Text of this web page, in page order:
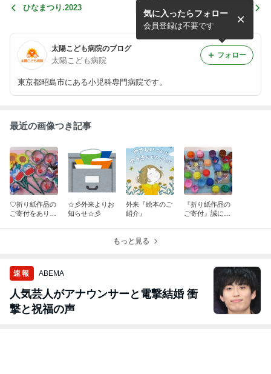
ひなまつり.2023
おひさまだより No.10
おひさまアルバム・たよりに
ついて お知らせ
太陽こども病院のブログ
太陽こども病院
東京都昭島市にある小児科専門病院です。
気に入ったらフォロー
会員登録は不要です
フォロー
最近の画像つき記事
♡折り紙作品の
ご寄付をありが
☆彡外来よりお
知らせ☆彡
外来『絵本のご
紹介』
『折り紙作品の
ご寄付』誠にあ
もっと見る
速報 ABEMA
人気芸人がアナウンサーと電撃結婚 衝
撃と祝福の声